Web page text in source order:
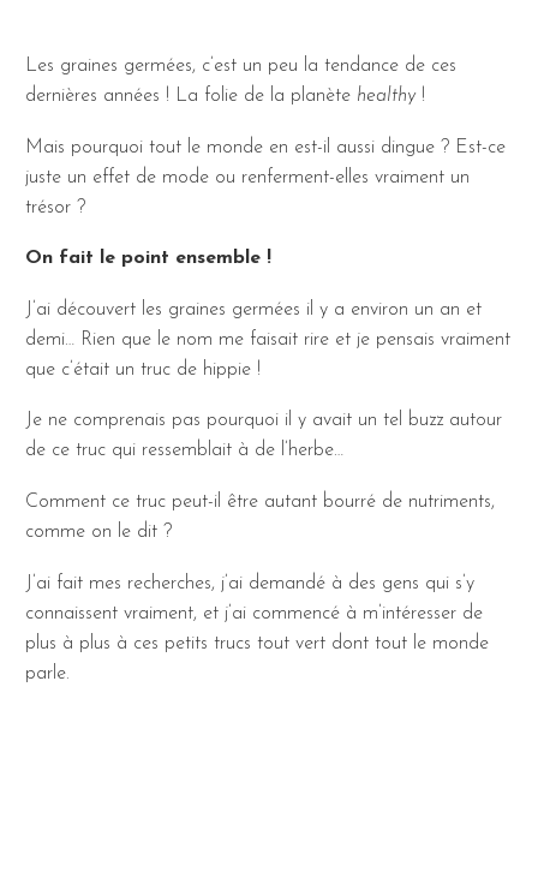
Les graines germées, c’est un peu la tendance de ces
dernières années ! La folie de la planète healthy!
Mais pourquoi tout le monde en est-il aussi dingue ? Est-ce
juste un effet de mode ou renferment-elles vraiment un
trésor ?
On fait le point ensemble !
J’ai découvert les graines germées il y a environ un an et
demi… Rien que le nom me faisait rire et je pensais vraiment
que c’était un truc de hippie !
Je ne comprenais pas pourquoi il y avait un tel buzz autour
de ce truc qui ressemblait à de l’herbe…
Comment ce truc peut-il être autant bourré de nutriments,
comme on le dit ?
J’ai fait mes recherches, j’ai demandé à des gens qui s’y
connaissent vraiment, et j’ai commencé à m’intéresser de
plus à plus à ces petits trucs tout vert dont tout le monde
parle.